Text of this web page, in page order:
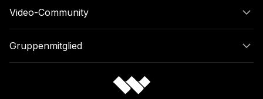
Video-Community
Gruppenmitglied